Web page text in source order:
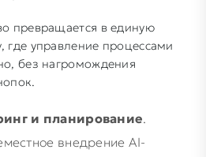
превращается в единую
где управление процессами
без нагромождения
и планирование.
внедрение AI-